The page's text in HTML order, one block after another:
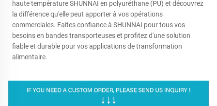
haute température SHUNNAI en polyuréthane (PU) et découvrez
la différence qu'elle peut apporter à vos opérations
commerciales. Faites confiance à SHUNNAI pour tous vos
besoins en bandes transporteuses et profitez d'une solution
fiable et durable pour vos applications de transformation
alimentaire.